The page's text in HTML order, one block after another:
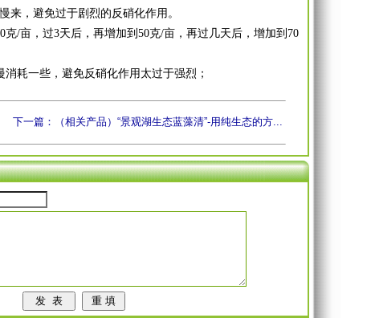
来，避免过于剧烈的反硝化作用。
/亩，过3天后，再增加到50克/亩，再过几天后，增加到70
耗一些，避免反硝化作用太过于强烈；
下一篇：（相关产品）“景观湖生态蓝藻清”-用纯生态的方...